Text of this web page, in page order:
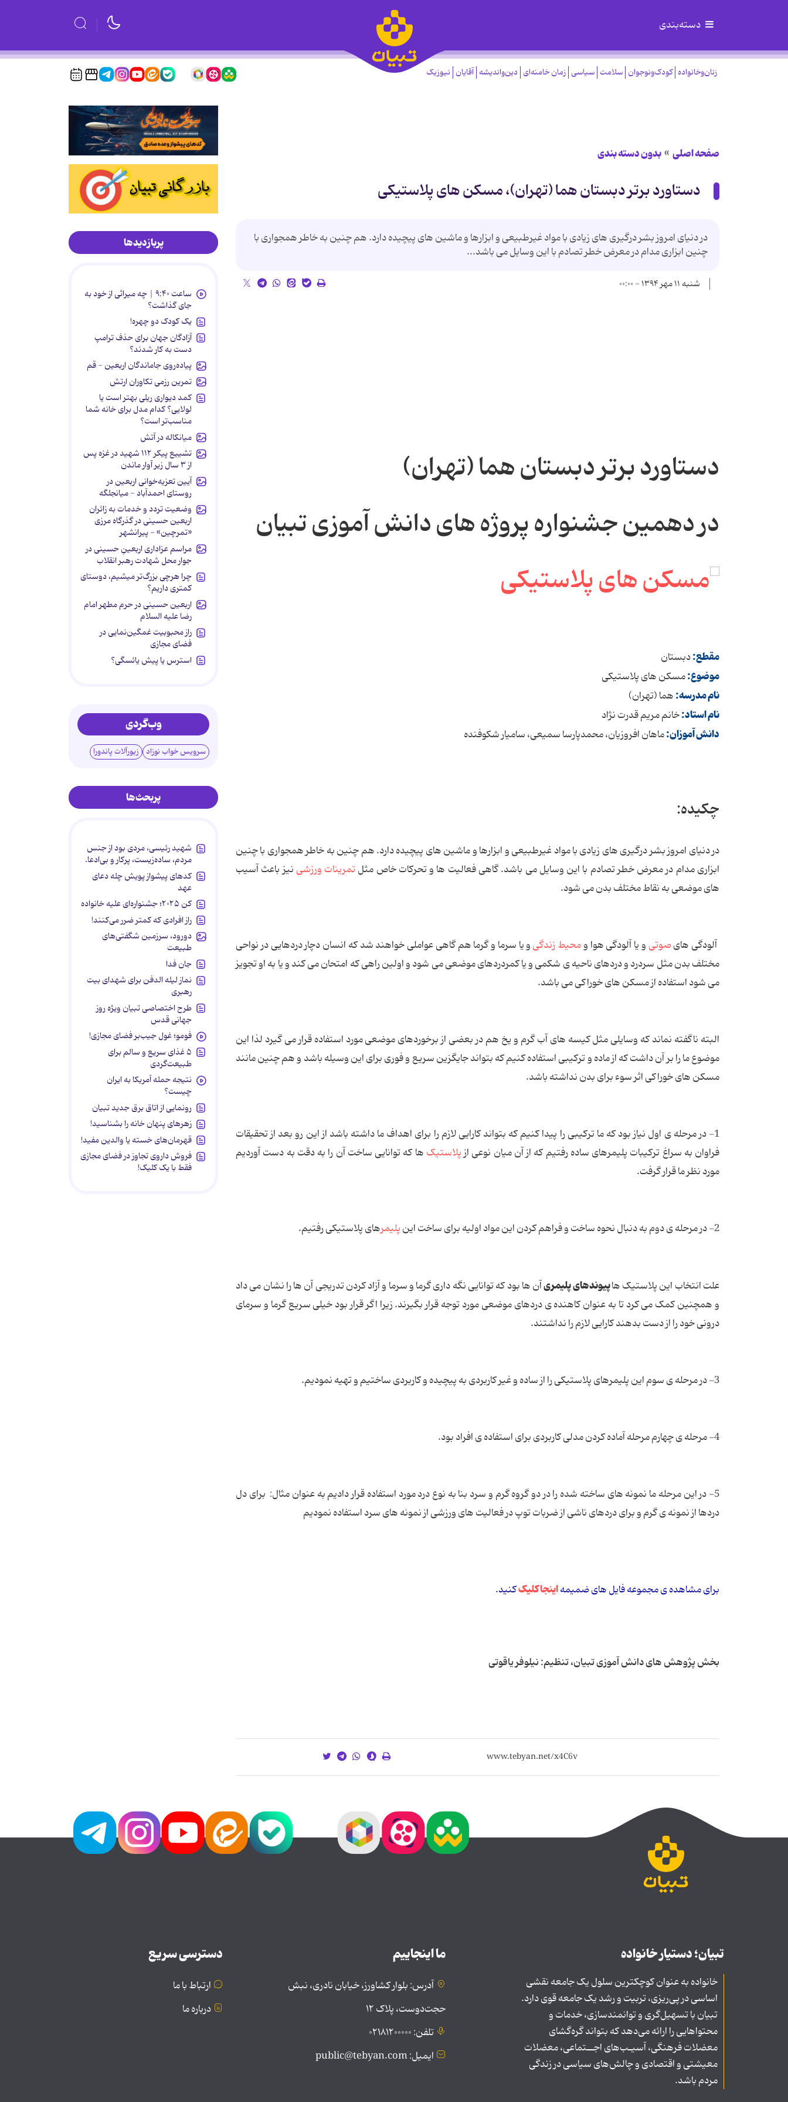
دسته‌بندی
زنان‌وخانواده کودک‌ونوجوان سلامت سیاسی زمان خامنه‌ای دین‌واندیشه آقایان نیوزیک
صفحه اصلی بدون دسته بندی
دستاورد برتر دبستان هما (تهران)، مسکن های پلاستیکی
در دنیای امروز بشر درگیری های زیادی با مواد غیرطبیعی و ابزارها و ماشین های پیچیده دارد. هم چنین به خاطر همجواری با
چنین ابزاری مدام در معرض خطر تصادم با این وسایل می باشد...
شنبه ۱۱ مهر ۱۳۹۴ - ۰۰:۰۰
دستاورد برتر دبستان هما (تهران)
در دهمین جشنواره پروژه های دانش آموزی تبیان
مقطع:دبستان
موضوع:مسکن های پلاستیکی
نام مدرسه:هما (تهران)
نام استاد:خانم مریم قدرت نژاد
دانش آموزان:ماهان افروزیان، محمدپارسا سمیعی، سامیار شکوفنده
چکیده:
در دنیای امروز بشر درگیری های زیادی با مواد غیرطبیعی و ابزارها و ماشین های پیچیده دارد. هم چنین به خاطر همجواری با چنین
ابزاری مدام در معرض خطر تصادم با این وسایل می باشد. گاهی فعالیت ها و تحرکات خاص مثلتمرینات ورزشی نیز باعث آسیب
های موضعی به نقاط مختلف بدن می شود.
آلودگی هایصوتی و یا آلودگی هوا ومحیط زندگیو یا سرما و گرما هم گاهی عواملی خواهند شد که انسان دچار دردهایی در نواحی
مختلف بدن مثل سردرد و دردهای ناحیه ی شکمی و یا کمردردهای موضعی می شود و اولین راهی که امتحان می کند و یا به او تجویز
می شود استفاده از مسکن های خوراکی می باشد.
البته ناگفته نماند که وسایلی مثل کیسه های آب گرم و یخ هم در بعضی از برخوردهای موضعی مورد استفاده قرار می گیرد لذا این
موضوع ما را بر آن داشت که از ماده و ترکیبی استفاده کنیم که بتواند جایگزین سریع و فوری برای این وسیله باشد و هم چنین مانند
مسکن های خوراکی اثر سوء برای بدن نداشته باشد.
1- در مرحله ی اول نیاز بود که ما ترکیبی را پیدا کنیم که بتواند کارایی لازم را برای اهداف ما داشته باشد از این رو بعد از تحقیقات
فراوان به سراغ ترکیبات پلیمرهای ساده رفتیم که از آن میان نوعی ازپلاستیک ها که توانایی ساخت آن را به دقت به دست آوردیم
مورد نظر ما قرار گرفت.
2- در مرحله ی دوم به دنبال نحوه ساخت و فراهم کردن این مواد اولیه برای ساخت این پلیمرهای پلاستیکی رفتیم.
علت انتخاب این پلاستیک هاپیوندهای پلیمریآن ها بود که توانایی نگه داری گرما و سرما و آزاد کردن تدریجی آن ها را نشان می داد
و همچنین کمک می کرد تا به عنوان کاهنده ی دردهای موضعی مورد توجه قرار بگیرند. زیرا اگر قرار بود خیلی سریع گرما و سرمای
درونی خود را از دست بدهند کارایی لازم را نداشتند.
3- در مرحله ی سوم این پلیمرهای پلاستیکی را از ساده و غیر کاربردی به پیچیده و کاربردی ساختیم و تهیه نمودیم.
4- مرحله ی چهارم مرحله آماده کردن مدلی کاربردی برای استفاده ی افراد بود.
5- در این مرحله ما نمونه های ساخته شده را در دو گروه گرم و سرد بنا به نوع درد مورد استفاده قرار دادیم به عنوان مثال: برای دل
دردها از نمونه ی گرم و برای دردهای ناشی از ضربات توپ در فعالیت های ورزشی از نمونه های سرد استفاده نمودیم
برای مشاهده ی مجموعه فایل های ضمیمهاینجا کلیککنید.
بخش پژوهش های دانش آموزی تبیان، تنظیم: نیلوفر یاقوتی
پربازدیدها
ساعت ۹:۴۰ | چه میراثی از خود به
جای گذاشت؟
یک کودک دو چهره!
آزادگان جهان برای حذف ترامپ
دست به کار شدند؟
پیاده‌روی جاماندگان اربعین - قم
تمرین رزمی تکاوران ارتش
کمد دیواری ریلی بهتر است یا
لولایی؟ کدام مدل برای خانه شما
مناسب‌تر است؟
میانکاله در آتش
تشییع پیکر ۱۱۲ شهید در غزه پس
از ۳ سال زیر آوار ماندن
آیین تعزیه‌خوانی اربعین در
روستای احمدآباد - میانجلگه
وضعیت تردد و خدمات به زائران
اربعین حسینی در گذرگاه مرزی
«تمرچین» - پیرانشهر
مراسم عزاداری اربعینِ حسینی در
جوار محل شهادت رهبر انقلاب
چرا هرچی بزرگ‌تر میشیم، دوستای
کمتری داریم؟
اربعین حسینی در حرم مطهر امام
رضا علیه السلام
راز محبوبیت غمگین‌نمایی در
فضای مجازی
استرس یا پیش یائسگی؟
وب‌گردی
سرویس خواب نوزاد زیورآلات پاندورا
پربحث‌ها
شهید رئیسی، مردی بود از جنس
مردم، ساده‌زیست، پرکار و بی‌ادعا.
کدهای پیشواز پویش چله دعای
عهد
کن ۲۰۲۵؛ جشنواره‌ای علیه خانواده
راز افرادی که کمتر ضرر می‌کنند!
دورود، سرزمین شگفتی‌های
طبیعت
جان فدا
نماز لیله الدفن برای شهدای بیت
رهبری
طرح اختصاصی تبیان ویژه روز
جهانی قدس
فومو؛ غول جیب‌بر فضای مجازی!
۵ غذای سریع و سالم برای
طبیعت‌گردی
نتیجه حمله آمریکا به ایران
چیست؟
رونمایی از اتاق برق جدید تبیان
زهرهای پنهان خانه را بشناسید!
قهرمان‌های خسته یا والدین مفید!
فروش داروی تجاوز در فضای مجازی
فقط با یک کلیک!
تبیان؛ دستیار خانواده
خانواده به عنوان کوچکترین سلول یک جامعه نقشی
اساسی در پی‌ریزی، تربیت و رشد یک جامعه قوی دارد.
تبیان با تسهیل‌گری و توانمندسازی، خدمات و
محتواهایی را ارائه می‌دهد که بتواند گره‌گشای
معضلات فرهنگی، آسیـب‌های اجــتماعی، معضلات
معیشتی و اقتصادی و چالش‌های سیاسی در زندگی
مردم باشد.
ما اینجاییم
آدرس: بلوار کشاورز، خیابان نادری، نبش
حجت‌دوست، پلاک ۱۲
تلفن: ۰۲۱۸۱۲۰۰۰۰۰
ایمیل: public@tebyan.com
دسترسی سریع
ارتباط با ما
درباره ما